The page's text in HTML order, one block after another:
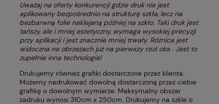
Uważaj na oferty konkurencji gdzie druk nie jest
aplikowany bezpośrednio na strukturę szkła, lecz na
bezbarwną folie naklejaną później na szkło. Taki druk jest
tańszy, ale i mniej estetyczny, wymaga wysokiej precyzji
przy aplikacji i jest znacznie mniej trwały. Różnica jest
widoczna na obrzeżach już na pierwszy rzut oka . Jest to
zupełnie inna technologia!
Drukujemy również grafiki dostarczone przez klienta.
Możemy nadrukować dowolną dostarczoną przez ciebie
grafikę o dowolnym wymiarze. Maksymalny obszar
zadruku wynosi 310cm x 250cm. Drukujemy na szkle o